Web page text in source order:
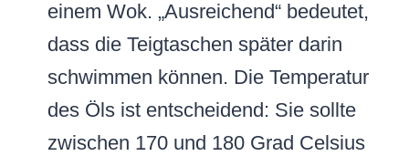
einem Wok. „Ausreichend“ bedeutet,
dass die Teigtaschen später darin
schwimmen können. Die Temperatur
des Öls ist entscheidend: Sie sollte
zwischen 170 und 180 Grad Celsius